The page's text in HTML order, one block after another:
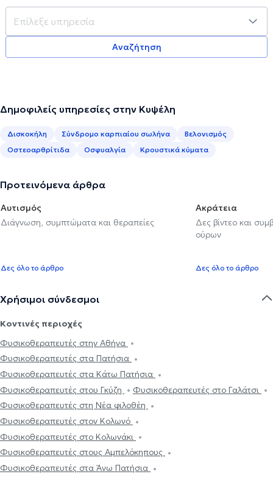
Αναζήτηση
Δημοφιλείς υπηρεσίες στην Κυψέλη
Δισκοκήλη Σύνδρομο καρπιαίου σωλήνα
Βελονισμός
Οστεοαρθρίτιδα
Οσφυαλγία Κρουστικά κύματα
Προτεινόμενα άρθρα
Αυτισμός
Διάγνωση, συμπτώματα και θεραπείες
Δες όλο το άρθρο
Ακράτεια
Δες βίντεο και
ούρων
Δες όλο το άρθρο
Χρήσιμοι σύνδεσμοι
Κοντινές περιοχές
Φυσικοθεραπευτές στην Αθήνα
Φυσικοθεραπευτές στα Πατήσια
Φυσικοθεραπευτές στα Κάτω Πατήσια
Φυσικοθεραπευτές στου Γκύζη
Φυσικοθεραπευτές στο Γαλάτσι
Φυσικοθεραπευτές στη Νέα φιλοθέη
Φυσικοθεραπευτές στον Κολωνό
Φυσικοθεραπευτές στο Κολωνάκι
Φυσικοθεραπευτές στους Αμπελόκηπους
Φυσικοθεραπευτές στα Άνω Πατήσια